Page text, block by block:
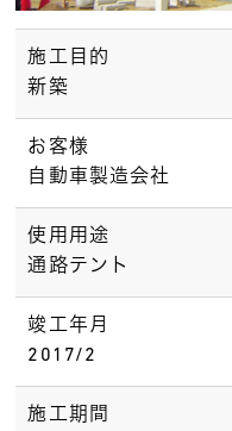
施工目的
新築
お客様
自動車製造会社
使用用途
通路テント
竣工年月
2017/2
施工期間